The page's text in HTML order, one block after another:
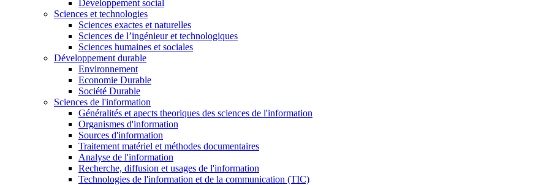
Développement social
Sciences et technologies
Sciences exactes et naturelles
Sciences de l’ingénieur et technologiques
Sciences humaines et sociales
Développement durable
Environnement
Economie Durable
Société Durable
Sciences de l'information
Généralités et apects theoriques des sciences de l'information
Organismes d'information
Sources d'information
Traitement matériel et méthodes documentaires
Analyse de l'information
Recherche, diffusion et usages de l'information
Technologies de l'information et de la communication (TIC)